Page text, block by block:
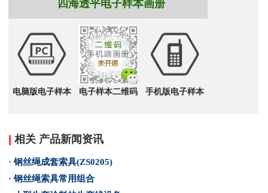
四海透平电子样本画册
电脑版电子样本 电子样本二维码 手机版电子样本
| 相关 产品新闻资讯
· 钢丝绳成套索具(ZS0205)
· 钢丝绳索具常用组合